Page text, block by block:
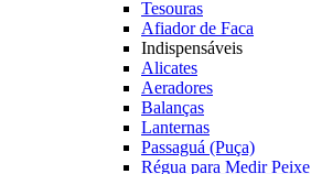
Tesouras
Afiador de Faca
Indispensáveis
Alicates
Aeradores
Balanças
Lanternas
Passaguá (Puça)
Régua para Medir Peixe